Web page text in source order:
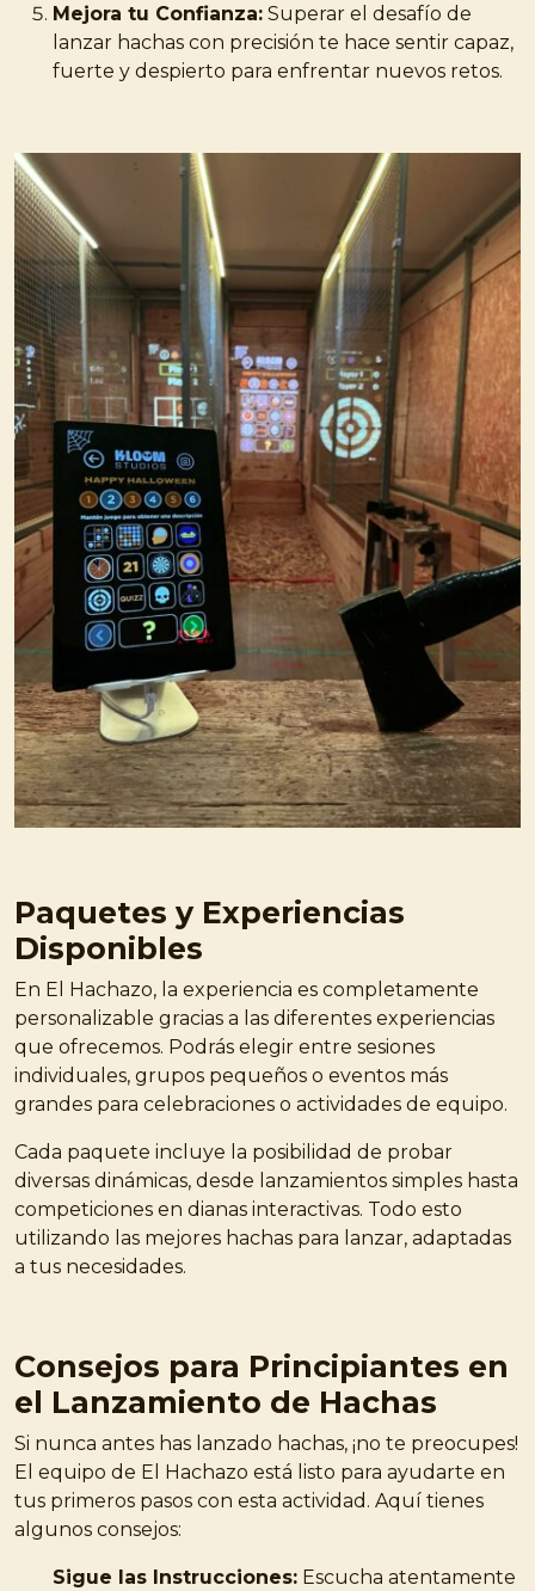
Mejora tu Confianza: Superar el desafío de
lanzar hachas con precisión te hace sentir capaz,
fuerte y despierto para enfrentar nuevos retos.
Paquetes y Experiencias
Disponibles
En El Hachazo, la experiencia es completamente
personalizable gracias a las diferentes experiencias
que ofrecemos. Podrás elegir entre sesiones
individuales, grupos pequeños o eventos más
grandes para celebraciones o actividades de equipo.
Cada paquete incluye la posibilidad de probar
diversas dinámicas, desde lanzamientos simples hasta
competiciones en dianas interactivas. Todo esto
utilizando las mejores hachas para lanzar, adaptadas
a tus necesidades.
Consejos para Principiantes en
el Lanzamiento de Hachas
Si nunca antes has lanzado hachas, ¡no te preocupes!
El equipo de El Hachazo está listo para ayudarte en
tus primeros pasos con esta actividad. Aquí tienes
algunos consejos:
Sigue las Instrucciones: Escucha atentamente